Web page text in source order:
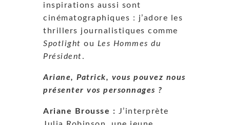
inspirations aussi sont
cinématographiques : j’adore les
thrillers journalistiques comme
Spotlight ou Les Hommes du
Président.
Ariane, Patrick, vous pouvez nous
présenter vos personnages ?
Ariane Brousse : J’interprète